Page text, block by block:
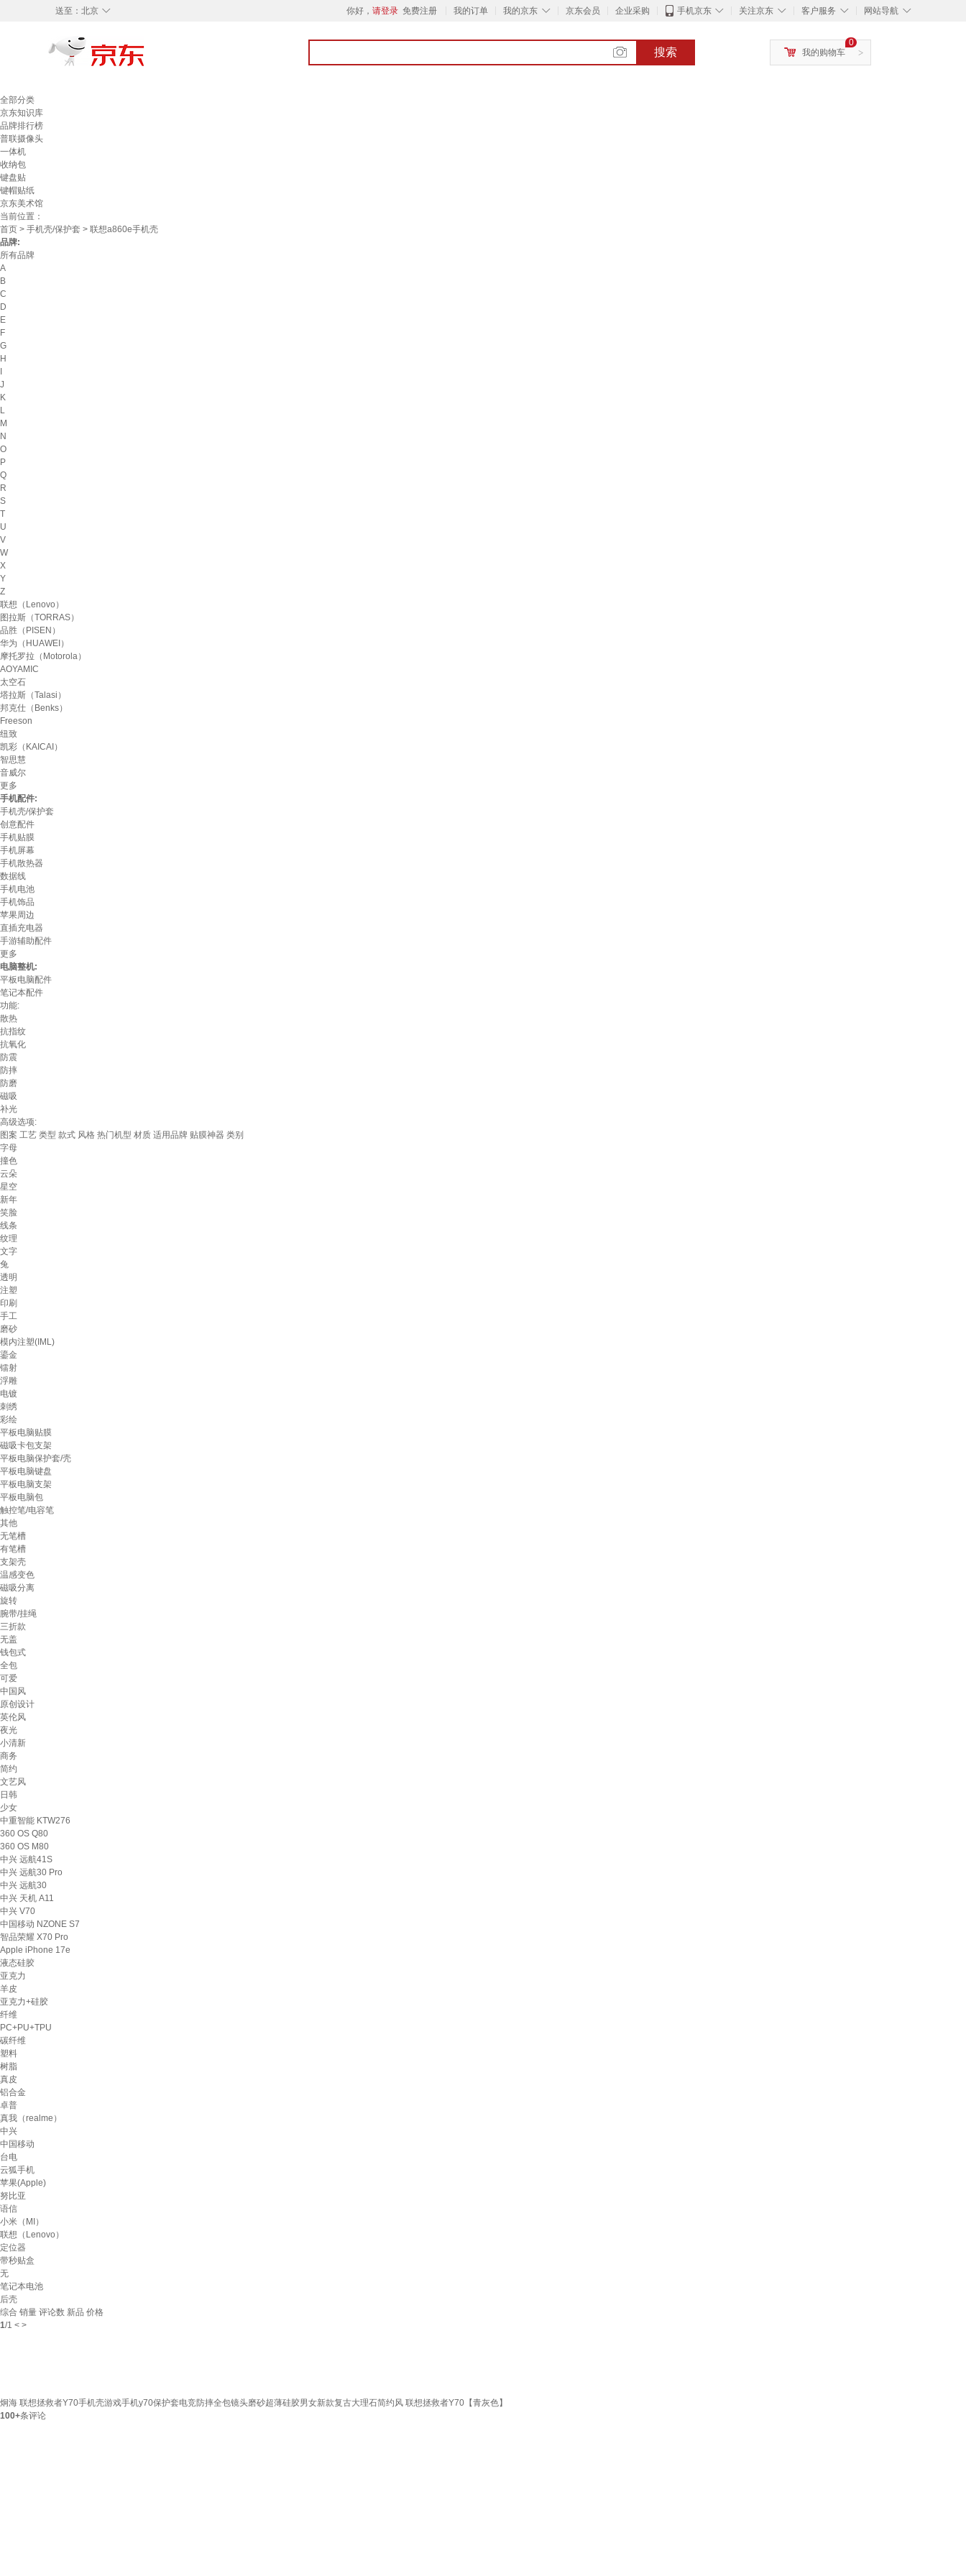
◇
送至： 北京 你好， 请登录 免费注册 我的订单 ◇
我的京东 京东会员 企业采购 ◇
手机京东 ◇
关注京东 ◇
客户服务 ◇
网站导航
搜索 >
0
我的购物车
全部分类
京东知识库
品牌排行榜
普联摄像头
一体机
收纳包
键盘贴
键帽贴纸
京东美术馆
当前位置：
首页 > 手机壳/保护套 > 联想a860e手机壳
品牌:
所有品牌
A
B
C
D
E
F
G
H
J
K
L
M
N
O
P
Q
R
S
T
U
V
W
X
Y
Z
联想（Lenovo）
图拉斯（TORRAS）
品胜（PISEN）
华为（HUAWEI）
摩托罗拉（Motorola）
AOYAMIC
太空石
塔拉斯（Talasi）
邦克仕（Benks）
Freeson
纽致
凯彩（KAICAI）
智思慧
音威尔
更多
手机配件:
手机壳/保护套
创意配件
手机贴膜
手机屏幕
手机散热器
数据线
手机电池
手机饰品
苹果周边
直插充电器
手游辅助配件
更多
电脑整机:
平板电脑配件
笔记本配件
功能:
散热
抗指纹
抗氧化
防震
防摔
防磨
磁吸
补光
高级选项:
图案 工艺 类型 款式 风格 热门机型 材质 适用品牌 贴膜神器 类别
字母
撞色
云朵
星空
新年
笑脸
线条
纹理
文字
兔
透明
注塑
印刷
手工
磨砂
模内注塑(IML)
鎏金
镭射
浮雕
电镀
刺绣
彩绘
平板电脑贴膜
磁吸卡包支架
平板电脑保护套/壳
平板电脑键盘
平板电脑支架
平板电脑包
触控笔/电容笔
其他
无笔槽
有笔槽
支架壳
温感变色
磁吸分离
旋转
腕带/挂绳
三折款
无盖
钱包式
全包
可爱
中国风
原创设计
英伦风
夜光
小清新
商务
简约
文艺风
日韩
少女
中重智能 KTW276
360 OS Q80
360 OS M80
中兴 远航41S
中兴 远航30 Pro
中兴 远航30
中兴 天机 A11
中兴 V70
中国移动 NZONE S7
智品荣耀 X70 Pro
Apple iPhone 17e
液态硅胶
亚克力
羊皮
亚克力+硅胶
纤维
PC+PU+TPU
碳纤维
塑料
树脂
真皮
铝合金
卓普
真我（realme）
中兴
中国移动
台电
云狐手机
苹果(Apple)
努比亚
语信
小米（MI）
联想（Lenovo）
定位器
带秒贴盒
无
笔记本电池
后壳
综合 销量 评论数 新品 价格
1/1 < >
炯海 联想拯救者Y70手机壳游戏手机y70保护套电竞防摔全包镜头磨砂超薄硅胶男女新款复古大理石简约风 联想拯救者Y70【青灰色】
100+条评论